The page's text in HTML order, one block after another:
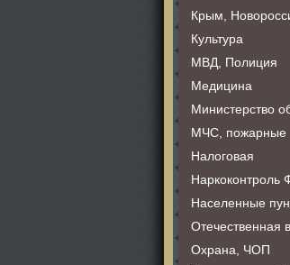
Крым,
Культура
МВД, Полиция
Медицина
Министерство
МЧС, пожарные
Налоговая
Наркоконтроль
Населенные
Отечественная
Охрана, ЧОП